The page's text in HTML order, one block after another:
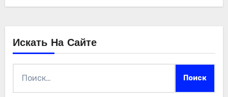
Искать На Сайте